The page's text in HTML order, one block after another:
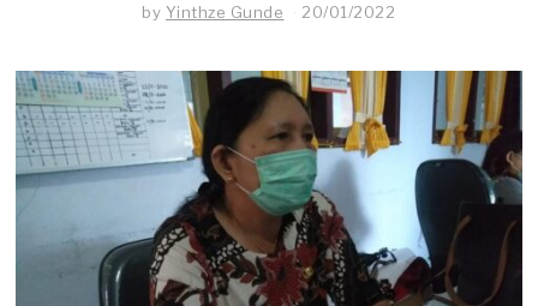
by Yinthze Gunde 20/01/2022
0
/
2